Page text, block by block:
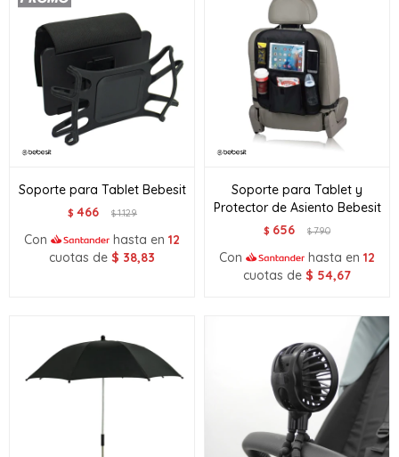
Soporte para Tablet Bebesit
$ 466 $1.129
Con hasta en 12
cuotas de $ 38,83
Soporte para Tablet y
Protector de Asiento Bebesit
$ 656 $790
Con hasta en 12
cuotas de $ 54,67